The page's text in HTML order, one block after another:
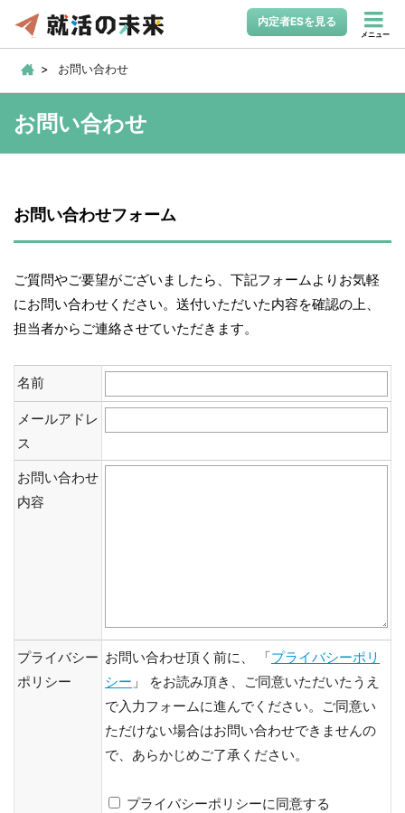
内定者ESを見る
メニュー
お問い合わせ
お問い合わせ
お問い合わせフォーム
ご質問やご要望がございましたら、下記フォームよりお気軽
にお問い合わせください。送付いただいた内容を確認の上、
担当者からご連絡させていただきます。
名前
メールアドレ
ス
お問い合わせ
内容
プライバシー
ポリシー
お問い合わせ頂く前に、 「プライバシーポリ
シー 」 をお読み頂き、ご同意いただいたうえ
で入力フォームに進んでください。ご同意い
ただけない場合はお問い合わせできませんの
で、あらかじめご了承ください。
プライバシーポリシーに同意する